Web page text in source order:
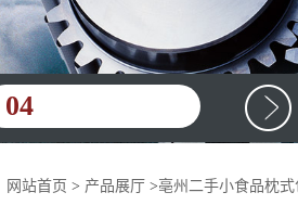
04
网站首页 > 产品展厅 >亳州二手小食品枕